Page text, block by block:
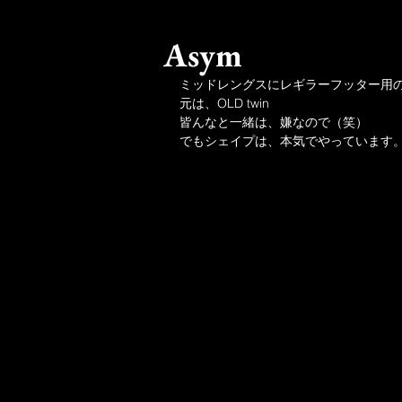
Asym
ミッドレングスにレギラーフッター用
元は、OLD twin
皆んなと一緒は、嫌なので（笑）
でもシェイプは、本気でやっています。